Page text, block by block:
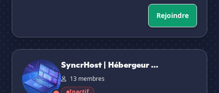
Rejoindre
SyncrHost | Hébergeur web et jeu
SyncrHost | Hébergeur ...
13 membres